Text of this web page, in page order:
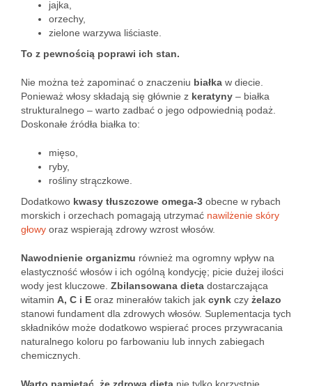
jajka,
orzechy,
zielone warzywa liściaste.
To z pewnością poprawi ich stan.
Nie można też zapominać o znaczeniu białka w diecie.
Ponieważ włosy składają się głównie z keratyny – białka
strukturalnego – warto zadbać o jego odpowiednią podaż.
Doskonałe źródła białka to:
mięso,
ryby,
rośliny strączkowe.
Dodatkowo kwasy tłuszczowe omega-3 obecne w rybach
morskich i orzechach pomagają utrzymać nawilżenie skóry
głowy oraz wspierają zdrowy wzrost włosów.
Nawodnienie organizmu również ma ogromny wpływ na
elastyczność włosów i ich ogólną kondycję; picie dużej ilości
wody jest kluczowe. Zbilansowana dieta dostarczająca
witamin A, C i E oraz minerałów takich jak cynk czy żelazo
stanowi fundament dla zdrowych włosów. Suplementacja tych
składników może dodatkowo wspierać proces przywracania
naturalnego koloru po farbowaniu lub innych zabiegach
chemicznych.